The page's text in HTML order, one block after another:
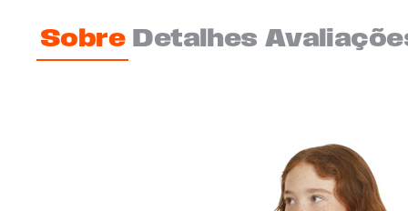
Sobre Detalhes